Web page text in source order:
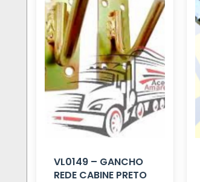
VL0149 – GANCHO
REDE CABINE PRETO